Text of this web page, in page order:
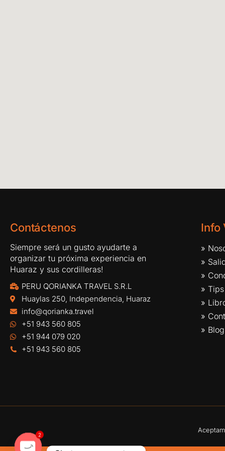
Contáctenos
Siempre será un gusto ayudarte a
organizar tu próxima experiencia en
Huaraz y sus cordilleras!
PERU QORIANKA TRAVEL S.R.L
Huaylas 250, Independencia, Huaraz
info@qorianka.travel
+51 943 560 805
+51 944 079 020
+51 943 560 805
Info
»
»
»
»
»
»
» Blog
2